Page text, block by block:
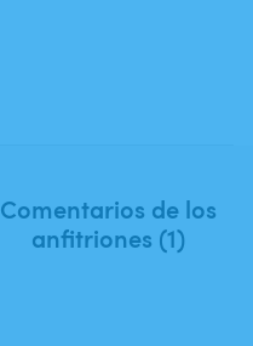
Comentarios de los
anfitriones (1)